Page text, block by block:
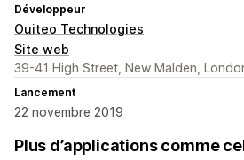
Développeur
Ouiteo Technologies
Site web
39-41 High Street, New Malden,
Lancement
22 novembre 2019
Plus d’applications comme